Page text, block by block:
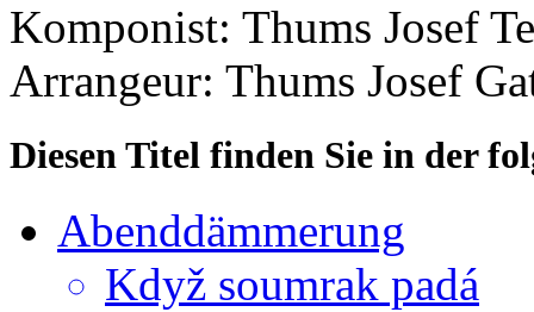
Komponist: Thums Josef
Arrangeur: Thums Josef
Diesen Titel finden Sie in der
Abenddämmerung
Když soumrak padá